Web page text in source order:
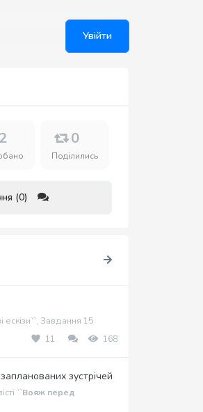
Увійти
2 0
Поділились
(0)
Завдання 15
11 168
зустрічей
``Вояж перед